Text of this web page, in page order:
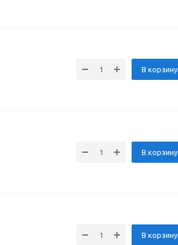
В корзину
В корзину
В корзину